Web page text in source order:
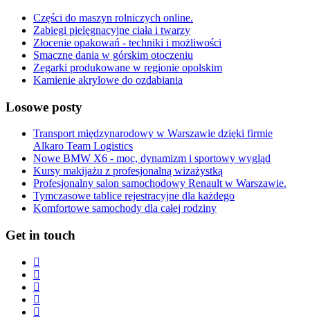
Części do maszyn rolniczych online.
Zabiegi pielęgnacyjne ciała i twarzy
Złocenie opakowań - techniki i możliwości
Smaczne dania w górskim otoczeniu
Zegarki produkowane w regionie opolskim
Kamienie akrylowe do ozdabiania
Losowe posty
Transport międzynarodowy w Warszawie dzięki firmie
Alkaro Team Logistics
Nowe BMW X6 - moc, dynamizm i sportowy wygląd
Kursy makijażu z profesjonalną wizażystką
Profesjonalny salon samochodowy Renault w Warszawie.
Tymczasowe tablice rejestracyjne dla każdego
Komfortowe samochody dla całej rodziny
Get in touch